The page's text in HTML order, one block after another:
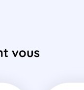
vous